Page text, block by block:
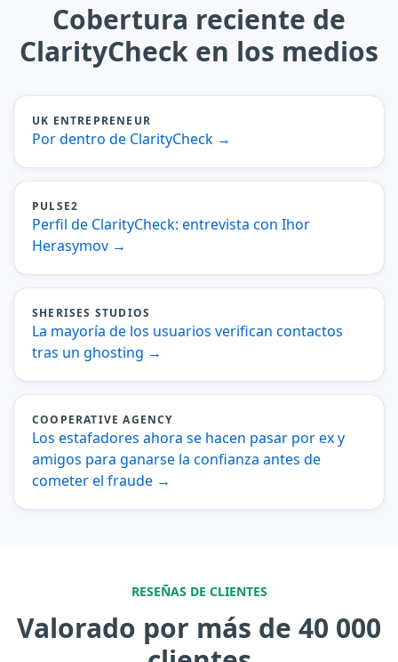
Cobertura reciente de
ClarityCheck en los medios
UK ENTREPRENEUR
Por dentro de ClarityCheck →
PULSE2
Perfil de ClarityCheck: entrevista con Ihor
Herasymov →
SHERISES STUDIOS
La mayoría de los usuarios verifican contactos
tras un ghosting →
COOPERATIVE AGENCY
Los estafadores ahora se hacen pasar por ex y
amigos para ganarse la confianza antes de
cometer el fraude →
RESEÑAS DE CLIENTES
Valorado por más de 40 000